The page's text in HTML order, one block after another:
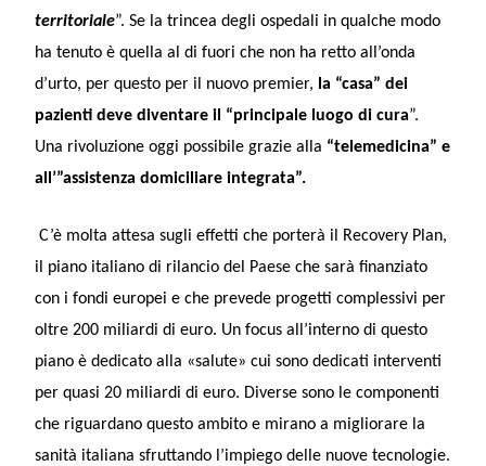
territoriale”. Se la trincea degli ospedali in qualche modo
ha tenuto è quella al di fuori che non ha retto all’onda
d’urto, per questo per il nuovo premier, la “casa” dei
pazienti deve diventare il “principale luogo di cura”.
Una rivoluzione oggi possibile grazie alla “telemedicina” e
all’”assistenza domiciliare integrata”.
C’è molta attesa sugli effetti che porterà il Recovery Plan,
il piano italiano di rilancio del Paese che sarà finanziato
con i fondi europei e che prevede progetti complessivi per
oltre 200 miliardi di euro. Un focus all’interno di questo
piano è dedicato alla «salute» cui sono dedicati interventi
per quasi 20 miliardi di euro. Diverse sono le componenti
che riguardano questo ambito e mirano a migliorare la
sanità italiana sfruttando l’impiego delle nuove tecnologie.